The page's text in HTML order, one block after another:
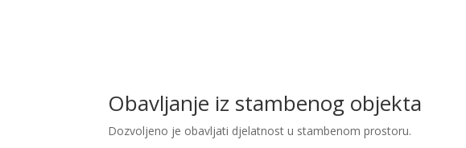
Obavljanje iz stambenog objekta
Dozvoljeno je obavljati djelatnost u stambenom prostoru.